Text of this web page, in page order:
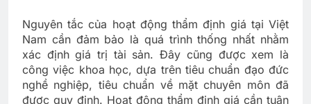
Nguyên tắc của hoạt động thẩm định giá tại Việt
Nam cần đảm bảo là quá trình thống nhất nhằm
xác định giá trị tài sản. Đây cũng được xem là
công việc khoa học, dựa trên tiêu chuẩn đạo đức
nghề nghiệp, tiêu chuẩn về mặt chuyên môn đã
được quy định. Hoạt động thẩm định giá cần tuân